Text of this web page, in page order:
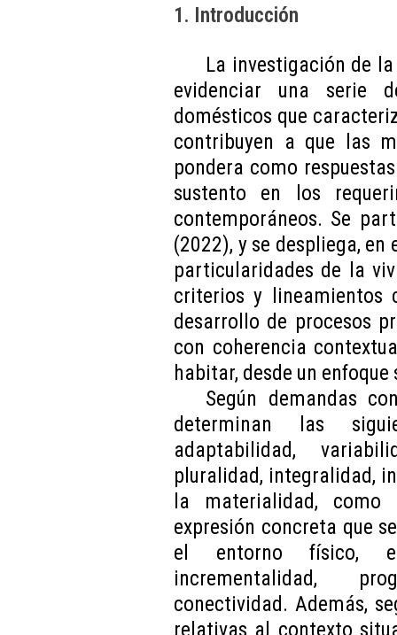
1. Introducción
La investigación de
evidenciar una serie
domésticos que
contribuyen a que las
pondera como
sustento en los
contemporáneos. Se
(2022), y se despliega,
particularidades de la
criterios y lineamientos
desarrollo de procesos
con coherencia
habitar, desde un
Según demandas
determinan las
adaptabilidad,
pluralidad, integralidad,
la materialidad,
expresión concreta que
el entorno físico,
incrementalidad,
conectividad. Además,
relativas al contexto